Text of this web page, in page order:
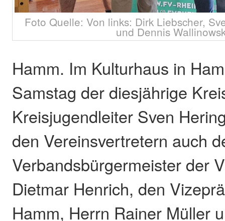
Foto Quelle: Von links: Dirk Liebscher,
und Dennis
Hamm. Im Kulturhaus in
Samstag der diesjährige
Kreisjugendleiter Sven
den Vereinsvertretern auch
Verbandsbürgermeister der
Dietmar Henrich, den
Hamm, Herrn Rainer Müller